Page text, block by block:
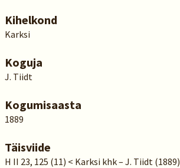
Kihelkond
Karksi
Koguja
J. Tiidt
Kogumisaasta
1889
Täisviide
H II 23, 125 (11) < Karksi khk – J. Tiidt (1889)